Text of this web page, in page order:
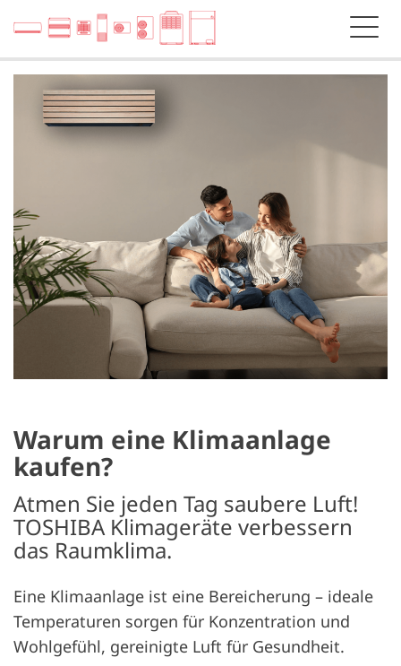
Warum eine Klimaanlage
kaufen?
Atmen Sie jeden Tag saubere Luft!
TOSHIBA Klimageräte verbessern
das Raumklima.
Eine Klimaanlage ist eine Bereicherung – ideale
Temperaturen sorgen für Konzentration und
Wohlgefühl, gereinigte Luft für Gesundheit.